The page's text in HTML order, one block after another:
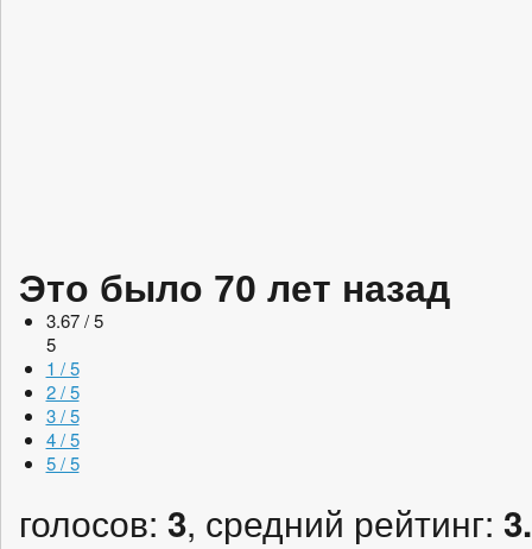
Это было 70 лет назад
3.67 / 5
5
1 / 5
2 / 5
3 / 5
4 / 5
5 / 5
голосов: 3, средний рейтинг: